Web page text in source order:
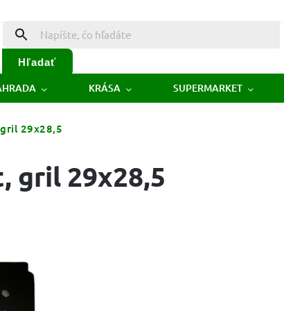
Hľadať
KRÁSA SUPERMARKET
29x28,5
gril 29x28,5